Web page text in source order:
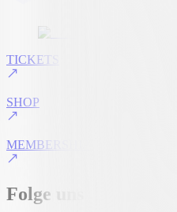
TICKETS
SHOP
MEMBERSHIP
Folge uns